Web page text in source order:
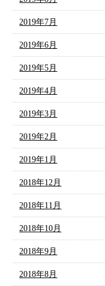
2019年7月
2019年6月
2019年5月
2019年4月
2019年3月
2019年2月
2019年1月
2018年12月
2018年11月
2018年10月
2018年9月
2018年8月